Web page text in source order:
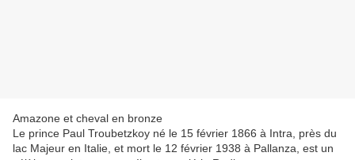
Amazone et cheval en bronze
Le prince Paul Troubetzkoy né le 15 février 1866 à Intra, près du
lac Majeur en Italie, et mort le 12 février 1938 à Pallanza, est un